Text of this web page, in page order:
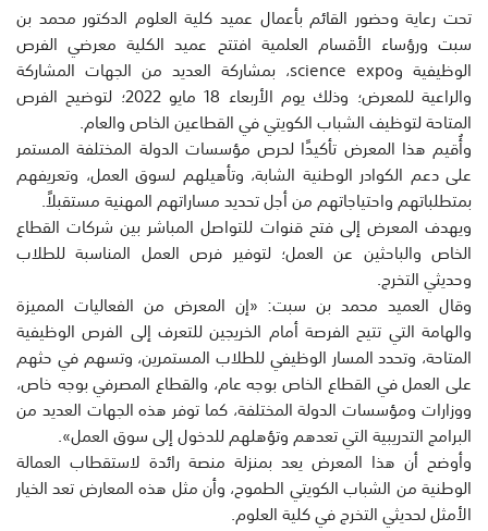
تحت رعاية وحضور القائم بأعمال عميد كلية العلوم الدكتور محمد بن
سبت ورؤساء الأقسام العلمية افتتح عميد الكلية معرضي الفرص
الوظيفية وscience expo، بمشاركة العديد من الجهات المشاركة
والراعية للمعرض؛ وذلك يوم الأربعاء 18 مايو 2022؛ لتوضيح الفرص
المتاحة لتوظيف الشباب الكويتي في القطاعين الخاص والعام.
وأُقيم هذا المعرض تأكيدًا لحرص مؤسسات الدولة المختلفة المستمر
على دعم الكوادر الوطنية الشابة، وتأهيلهم لسوق العمل، وتعريفهم
بمتطلباتهم واحتياجاتهم من أجل تحديد مساراتهم المهنية مستقبلاً.
ويهدف المعرض إلى فتح قنوات للتواصل المباشر بين شركات القطاع
الخاص والباحثين عن العمل؛ لتوفير فرص العمل المناسبة للطلاب
وحديثي التخرج.
وقال العميد محمد بن سبت: «إن المعرض من الفعاليات المميزة
والهامة التي تتيح الفرصة أمام الخريجين للتعرف إلى الفرص الوظيفية
المتاحة، وتحدد المسار الوظيفي للطلاب المستمرين، وتسهم في حثهم
على العمل في القطاع الخاص بوجه عام، والقطاع المصرفي بوجه خاص،
ووزارات ومؤسسات الدولة المختلفة، كما توفر هذه الجهات العديد من
البرامج التدريبية التي تعدهم وتؤهلهم للدخول إلى سوق العمل».
وأوضح أن هذا المعرض يعد بمنزلة منصة رائدة لاستقطاب العمالة
الوطنية من الشباب الكويتي الطموح، وأن مثل هذه المعارض تعد الخيار
الأمثل لحديثي التخرج في كلية العلوم.